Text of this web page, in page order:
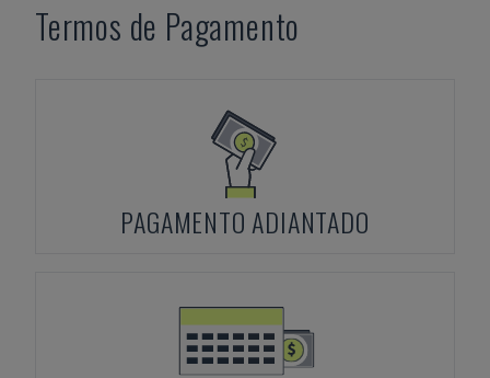
Termos de Pagamento
PAGAMENTO ADIANTADO